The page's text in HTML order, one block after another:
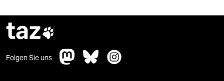
taz
Folgen Sie uns